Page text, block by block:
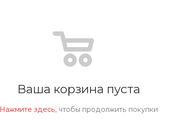
Ваша корзина пуста
Нажмите здесь, чтобы продолжить покупки